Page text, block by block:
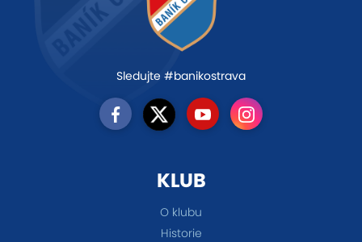
Sledujte #banikostrava
KLUB
O klubu
Historie